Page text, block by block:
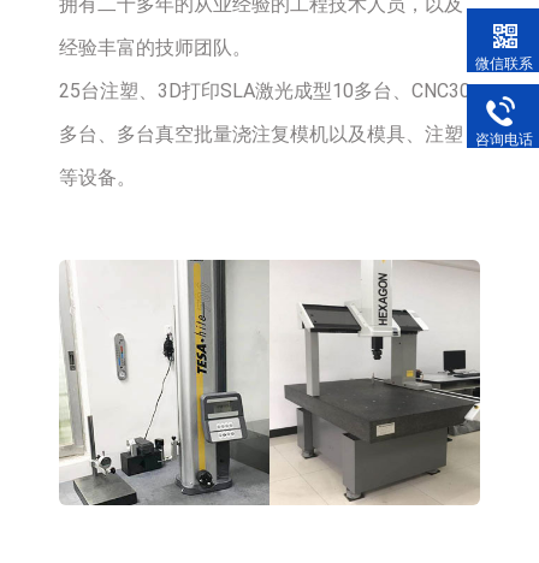
经验丰富的技师团队。
25台注塑、3D打印SLA激光成型10多台、CNC30
多台、多台真空批量浇注复模机以及模具、注塑
等设备。
微信联系
咨询电话